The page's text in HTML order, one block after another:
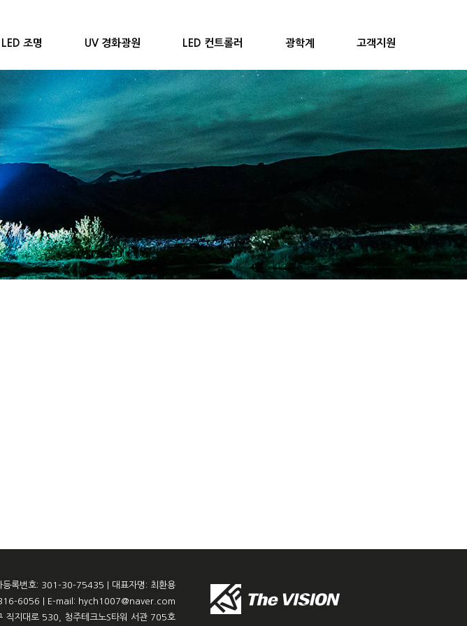
LED 조명 UV 경화광원 LED 컨트롤러 광학계 고객지원
록번호: 301-30-75435 | 대표자명: 최환용
6056 | E-mail: hych1007@naver.com
직지대로 530, 청주테크노S타워 서관 705호